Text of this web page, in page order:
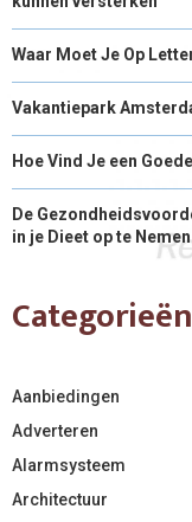
Waar Moet Je Op
Vakantiepark
Hoe Vind Je een
De
in je Dieet op te Nemen
Categorieën
Aanbiedingen
Adverteren
Alarmsysteem
Architectuur